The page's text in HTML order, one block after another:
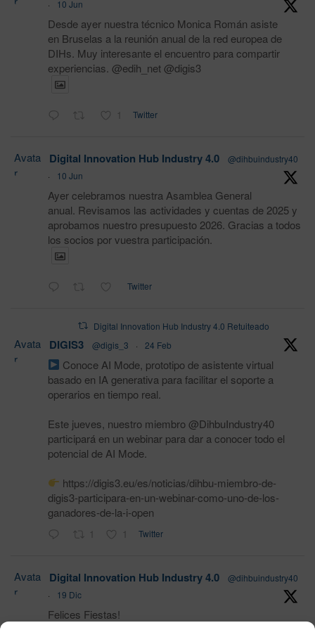
·
10 Jun
Desde ayer nuestra técnico Monica Román asiste
en Bruselas a la reunión anual de la red europea de
DIHs. Muy interesante el encuentro para compartir
experiencias. @edih_net @digis3
1 Twitter
Avata
r
Digital Innovation Hub Industry 4.0
@dihbuindustry40
·
10 Jun
Ayer celebramos nuestra Asamblea General
anual. Revisamos las actividades y cuentas de 2025 y
aprobamos nuestro presupuesto 2026. Gracias a todos
los socios por vuestra participación.
Twitter
Digital Innovation Hub Industry 4.0 Retuiteado
Avata
r
DIGIS3 @digis_3 · 24 Feb
Conoce AI Mode, prototipo de asistente virtual
basado en IA generativa para facilitar el soporte a
operarios en tiempo real.
Este jueves, nuestro miembro @DihbuIndustry40
participará en un webinar para dar a conocer todo el
potencial de AI Mode.
https://digis3.eu/es/noticias/dihbu-miembro-de-
digis3-participara-en-un-webinar-como-uno-de-los-
ganadores-de-la-i-open
1 1 Twitter
Avata
r
Digital Innovation Hub Industry 4.0
@dihbuindustry40
·
19 Dic
Felices Fiestas!